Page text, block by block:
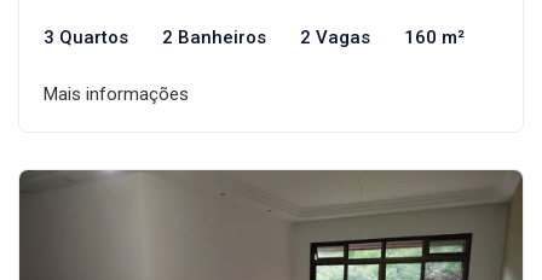
3 Quartos 2 Banheiros 2 Vagas 160 m²
Mais informações